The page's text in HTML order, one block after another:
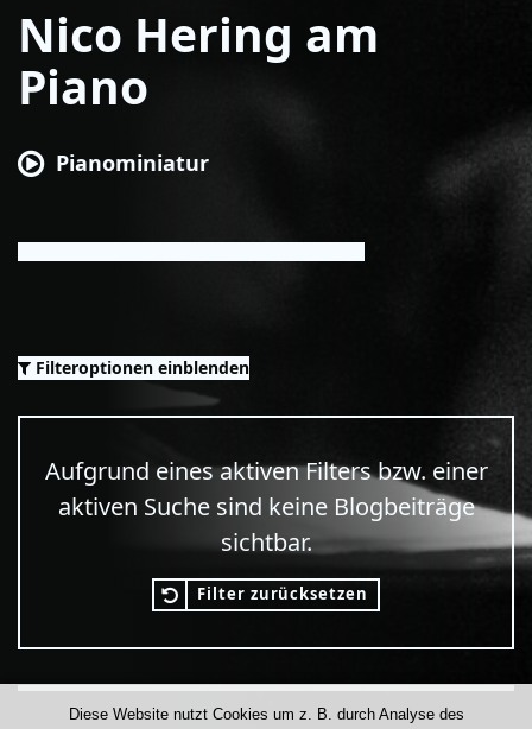
Nico Hering am
Piano
Pianominiatur
Filteroptionen einblenden
Aufgrund eines aktiven Filters bzw. einer
aktiven Suche sind keine Blogbeiträge
sichtbar.
Filter zurücksetzen
Diese Website nutzt Cookies um z. B. durch Analyse des